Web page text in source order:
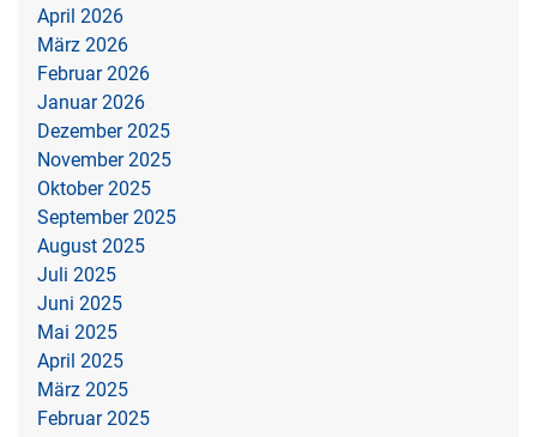
April 2026
März 2026
Februar 2026
Januar 2026
Dezember 2025
November 2025
Oktober 2025
September 2025
August 2025
Juli 2025
Juni 2025
Mai 2025
April 2025
März 2025
Februar 2025